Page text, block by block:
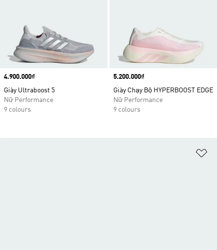
Price
4.900.000₫
Giày Ultraboost 5
Nữ Performance
9 colours
Price
5.200.000₫
Giày Chạy Bộ HYPERBOOST EDGE
Nữ Performance
9 colours